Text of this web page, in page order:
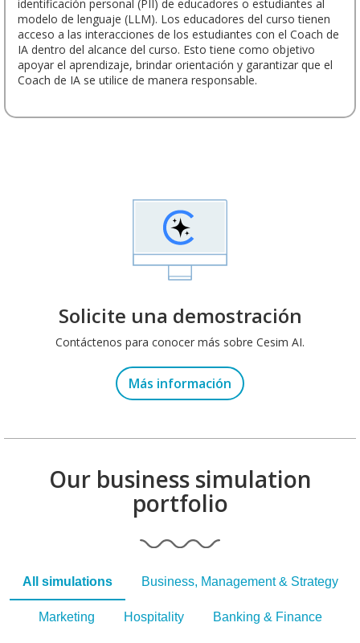
identificación personal (PII) de educadores o estudiantes al
modelo de lenguaje (LLM). Los educadores del curso tienen
acceso a las interacciones de los estudiantes con el Coach de
IA dentro del alcance del curso. Esto tiene como objetivo
apoyar el aprendizaje, brindar orientación y garantizar que el
Coach de IA se utilice de manera responsable.
Solicite una demostración
Contáctenos para conocer más sobre Cesim AI.
Más información
Our business simulation
portfolio
All simulations Business, Management & Strategy
Marketing Hospitality Banking & Finance